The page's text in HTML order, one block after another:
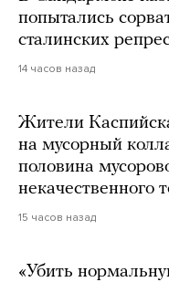
попытались
сталинских
14 часов назад
Жители
на мусорный
половина
некачественного
15 часов назад
«Убить